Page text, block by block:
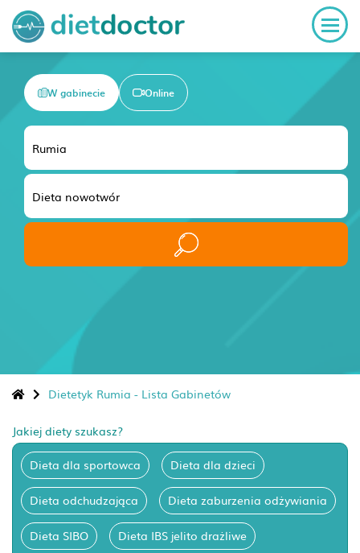
W gabinecie Online
Dietetyk Rumia - Lista Gabinetów
Jakiej diety szukasz?
Dieta dla sportowca Dieta dla dzieci
Dieta odchudzająca Dieta zaburzenia odżywiania
Dieta SIBO Dieta IBS jelito drażliwe